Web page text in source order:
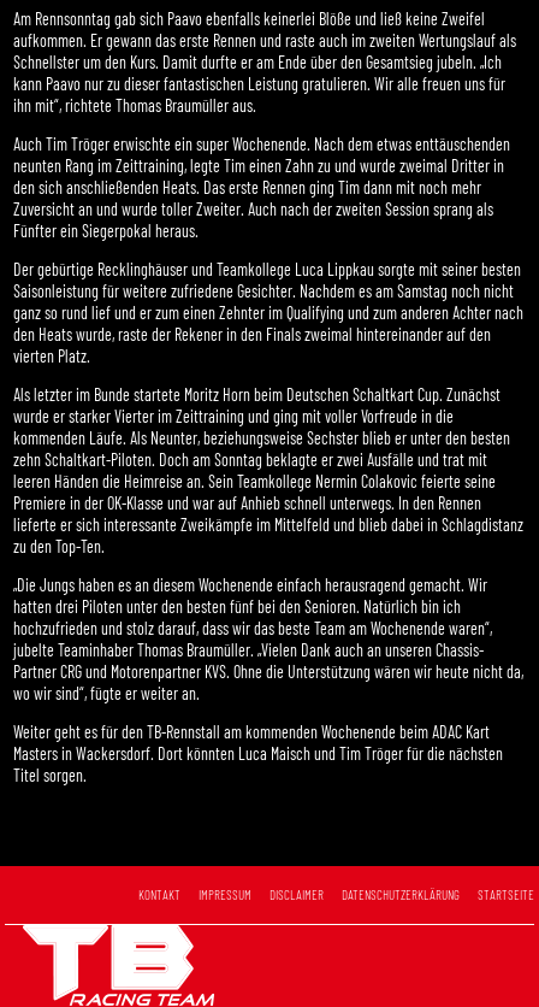
Am Rennsonntag gab sich Paavo ebenfalls keinerlei Blöße und ließ keine Zweifel
aufkommen. Er gewann das erste Rennen und raste auch im zweiten Wertungslauf als
Schnellster um den Kurs. Damit durfte er am Ende über den Gesamtsieg jubeln. „Ich
kann Paavo nur zu dieser fantastischen Leistung gratulieren. Wir alle freuen uns für
ihn mit“, richtete Thomas Braumüller aus.
Auch Tim Tröger erwischte ein super Wochenende. Nach dem etwas enttäuschenden
neunten Rang im Zeittraining, legte Tim einen Zahn zu und wurde zweimal Dritter in
den sich anschließenden Heats. Das erste Rennen ging Tim dann mit noch mehr
Zuversicht an und wurde toller Zweiter. Auch nach der zweiten Session sprang als
Fünfter ein Siegerpokal heraus.
Der gebürtige Recklinghäuser und Teamkollege Luca Lippkau sorgte mit seiner besten
Saisonleistung für weitere zufriedene Gesichter. Nachdem es am Samstag noch nicht
ganz so rund lief und er zum einen Zehnter im Qualifying und zum anderen Achter nach
den Heats wurde, raste der Rekener in den Finals zweimal hintereinander auf den
vierten Platz.
Als letzter im Bunde startete Moritz Horn beim Deutschen Schaltkart Cup. Zunächst
wurde er starker Vierter im Zeittraining und ging mit voller Vorfreude in die
kommenden Läufe. Als Neunter, beziehungsweise Sechster blieb er unter den besten
zehn Schaltkart-Piloten. Doch am Sonntag beklagte er zwei Ausfälle und trat mit
leeren Händen die Heimreise an. Sein Teamkollege Nermin Colakovic feierte seine
Premiere in der OK-Klasse und war auf Anhieb schnell unterwegs. In den Rennen
lieferte er sich interessante Zweikämpfe im Mittelfeld und blieb dabei in Schlagdistanz
zu den Top-Ten.
„Die Jungs haben es an diesem Wochenende einfach herausragend gemacht. Wir
hatten drei Piloten unter den besten fünf bei den Senioren. Natürlich bin ich
hochzufrieden und stolz darauf, dass wir das beste Team am Wochenende waren“,
jubelte Teaminhaber Thomas Braumüller. „Vielen Dank auch an unseren Chassis-
Partner CRG und Motorenpartner KVS. Ohne die Unterstützung wären wir heute nicht da,
wo wir sind“, fügte er weiter an.
Weiter geht es für den TB-Rennstall am kommenden Wochenende beim ADAC Kart
Masters in Wackersdorf. Dort könnten Luca Maisch und Tim Tröger für die nächsten
Titel sorgen.
STARTSEITE
DATENSCHUTZERKLÄRUNG
DISCLAIMER
IMPRESSUM
KONTAKT